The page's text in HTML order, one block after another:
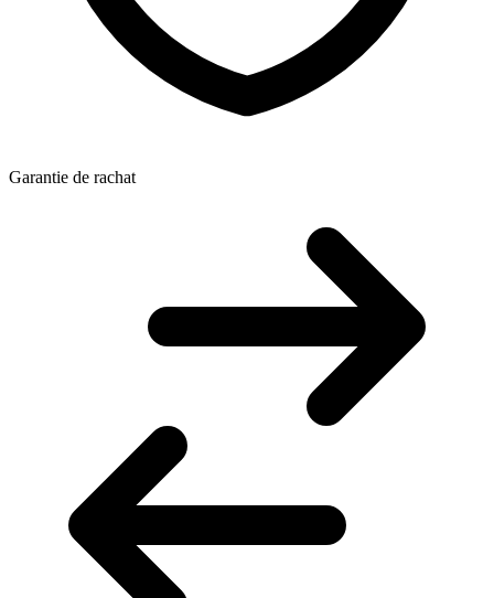
Garantie de rachat